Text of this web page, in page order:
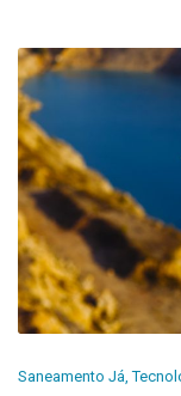
Saneamento Já ,